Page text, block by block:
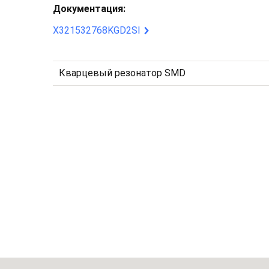
Документация:
X321532768KGD2SI
Кварцевый резонатор SMD